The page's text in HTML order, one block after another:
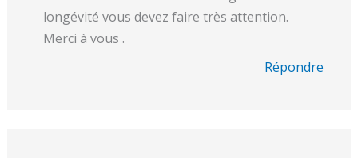
longévité vous devez faire très attention.
Merci à vous .
Répondre